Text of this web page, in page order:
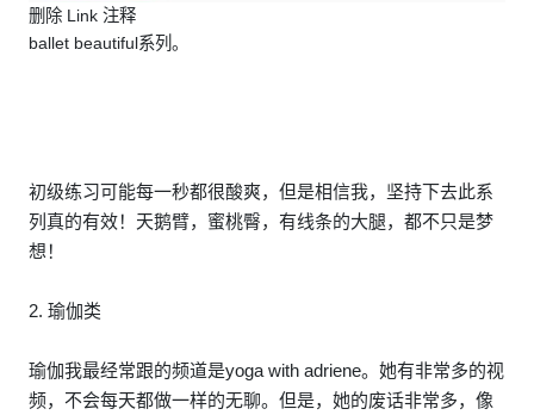
删除 Link 注释
ballet beautiful系列。
初级练习可能每一秒都很酸爽，但是相信我，坚持下去此系
列真的有效！天鹅臂，蜜桃臀，有线条的大腿，都不只是梦
想！
2. 瑜伽类
瑜伽我最经常跟的频道是yoga with adriene。她有非常多的视
频，不会每天都做一样的无聊。但是，她的废话非常多，像